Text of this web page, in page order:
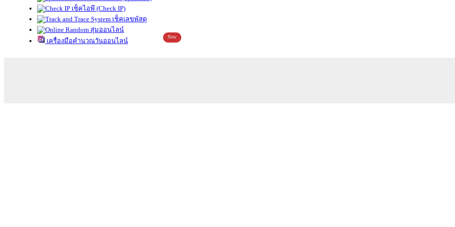
เช็คไอพี (Check IP)
เช็คเลขพัสดุ
สุ่มออนไลน์
เครื่องมือคำนวณวันออนไลน์
New